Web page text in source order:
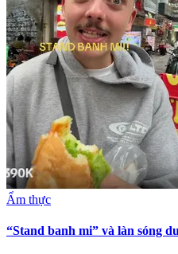
Ẩm thực
“Stand banh mi” và làn sóng